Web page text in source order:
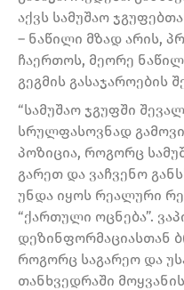
აქვს სამუშაო
– ნაწილი მზად არის,
ჩაერთოს, მეორე
გეგმის გასაჯაროების
“სამუშაო ჯგუფში
სრულფასოვნად
პოზიცია, როგორც
გარეთ და ვაჩვენო
უნდა იყოს რეალური
“ქართული ოცნება”.
დეზინფორმაციასთან
როგორც საგარეო და
თანხვედრაში